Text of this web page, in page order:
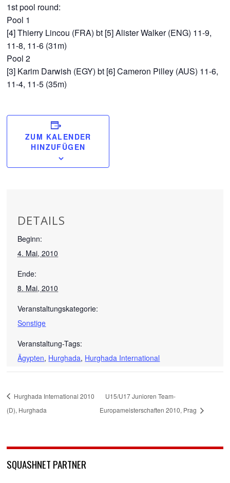
1st pool round:
Pool 1
[4] Thierry Lincou (FRA) bt [5] Alister Walker (ENG) 11-9,
11-8, 11-6 (31m)
Pool 2
[3] Karim Darwish (EGY) bt [6] Cameron Pilley (AUS) 11-6,
11-4, 11-5 (35m)
ZUM KALENDER
HINZUFÜGEN
DETAILS
Beginn:
4. Mai, 2010
Ende:
8. Mai, 2010
Veranstaltungskategorie:
Sonstige
Veranstaltung-Tags:
Ägypten, Hurghada, Hurghada International
Hurghada International 2010
(D), Hurghada
U15/U17 Junioren Team-
Europameisterschaften 2010, Prag
SQUASHNET PARTNER